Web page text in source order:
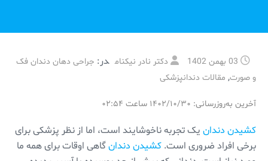
03 بهمن 1402 دکتر نادر نیکنام در: جراحی دهان دندان فک
و صورت, مقالات دندانپزشکی
آخرین به‌روزرسانی: ۱۴۰۲/۱۰/۳۰ ساعت ۰۲:۵۴
کشیدن دندان یک تجربه ناخوشایند است، اما از نظر پزشکی برای
برخی افراد ضروری است. کشیدن دندانگاهی اوقات برای همه ما